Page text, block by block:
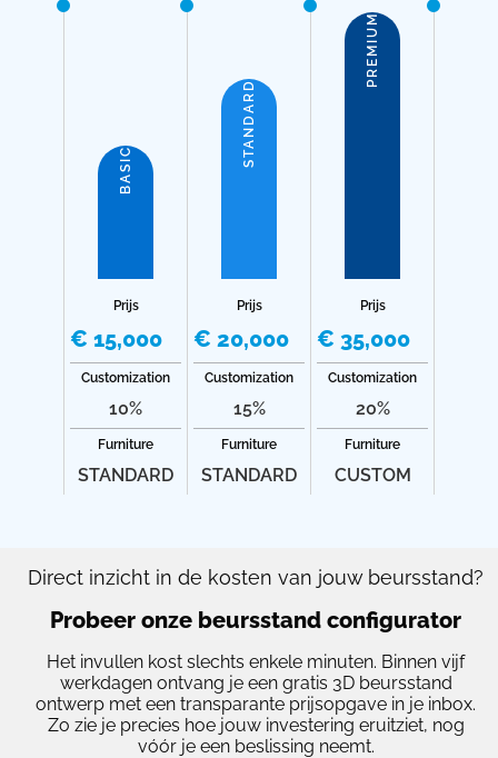
BASIC
Prijs
€ 15,000
Customization
10%
Furniture
STANDARD
STANDARD
Prijs
€ 20,000
Customization
15%
Furniture
STANDARD
PREMIUM
Prijs
€ 35,000
Customization
20%
Furniture
CUSTOM
Direct inzicht in de kosten van jouw beursstand?
Probeer onze beursstand configurator
Het invullen kost slechts enkele minuten. Binnen vijf
werkdagen ontvang je een gratis 3D beursstand
ontwerp met een transparante prijsopgave in je inbox.
Zo zie je precies hoe jouw investering eruitziet, nog
vóór je een beslissing neemt.